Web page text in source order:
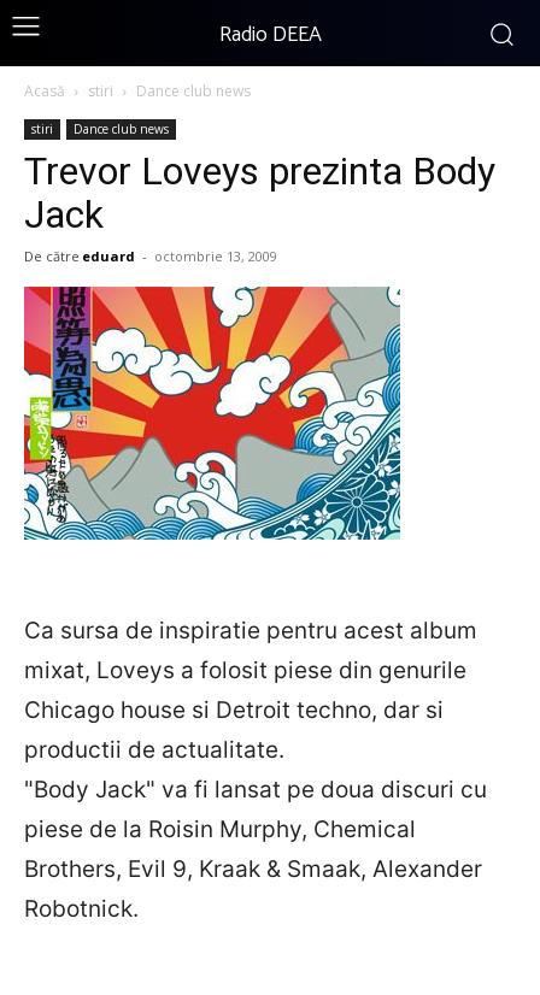
Radio DEEA
Acasă stiri Dance club news
stiri Dance club news
Trevor Loveys prezinta Body
Jack
De către eduard - octombrie 13, 2009
Ca sursa de inspiratie pentru acest album
mixat, Loveys a folosit piese din genurile
Chicago house si Detroit techno, dar si
productii de actualitate.
"Body Jack" va fi lansat pe doua discuri cu
piese de la Roisin Murphy, Chemical
Brothers, Evil 9, Kraak & Smaak, Alexander
Robotnick.